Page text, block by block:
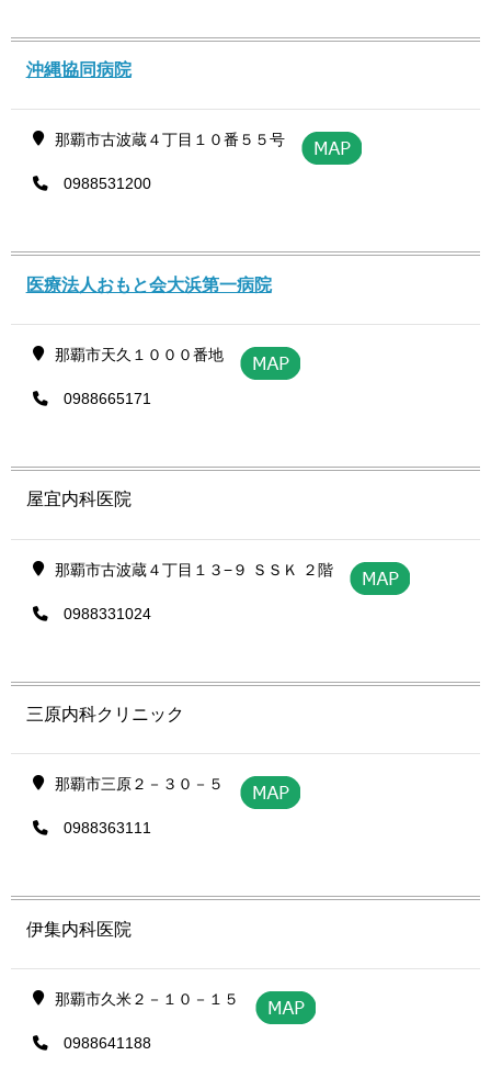
沖縄協同病院
那覇市古波蔵４丁目１０番５５号
0988531200
医療法人おもと会大浜第一病院
那覇市天久１０００番地
0988665171
屋宜内科医院
那覇市古波蔵４丁目１３−９ ＳＳＫ ２階
0988331024
三原内科クリニック
那覇市三原２－３０－５
0988363111
伊集内科医院
那覇市久米２－１０－１５
0988641188